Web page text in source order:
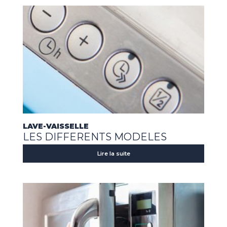
LAVE-VAISSELLE
LES DIFFERENTS MODELES
Lire la suite